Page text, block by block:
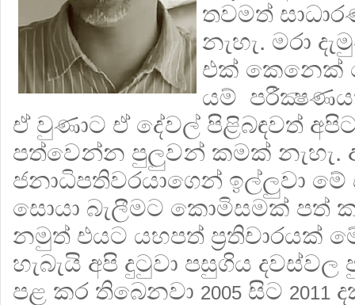
තවමත්
නැහැ. මරා
එක් කෙනෙක්
යම්
ඒ වුණාට ඒ දේවල් පිළිබඳවත්
පත්වෙන්න පුලුවන් කමක් නැහැ.
ජනාධිපතිවරයාගෙන් ඉල්ලුවා
සොයා බැලීමට කොමිසමක් පත්
නමුත් එයට යහපත් ප්‍රතිචාරයක්
හැබැයි අපි දුටුවා පසුගිය
පළ කර තිබෙනවා 2005 සිට 2011